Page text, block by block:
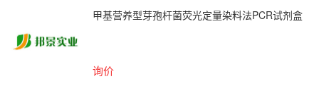
甲基营养型芽孢杆菌荧光定量染料法PCR试剂盒
询价